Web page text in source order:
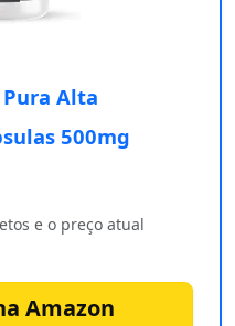
Alta
500mg
e o preço atual
Amazon